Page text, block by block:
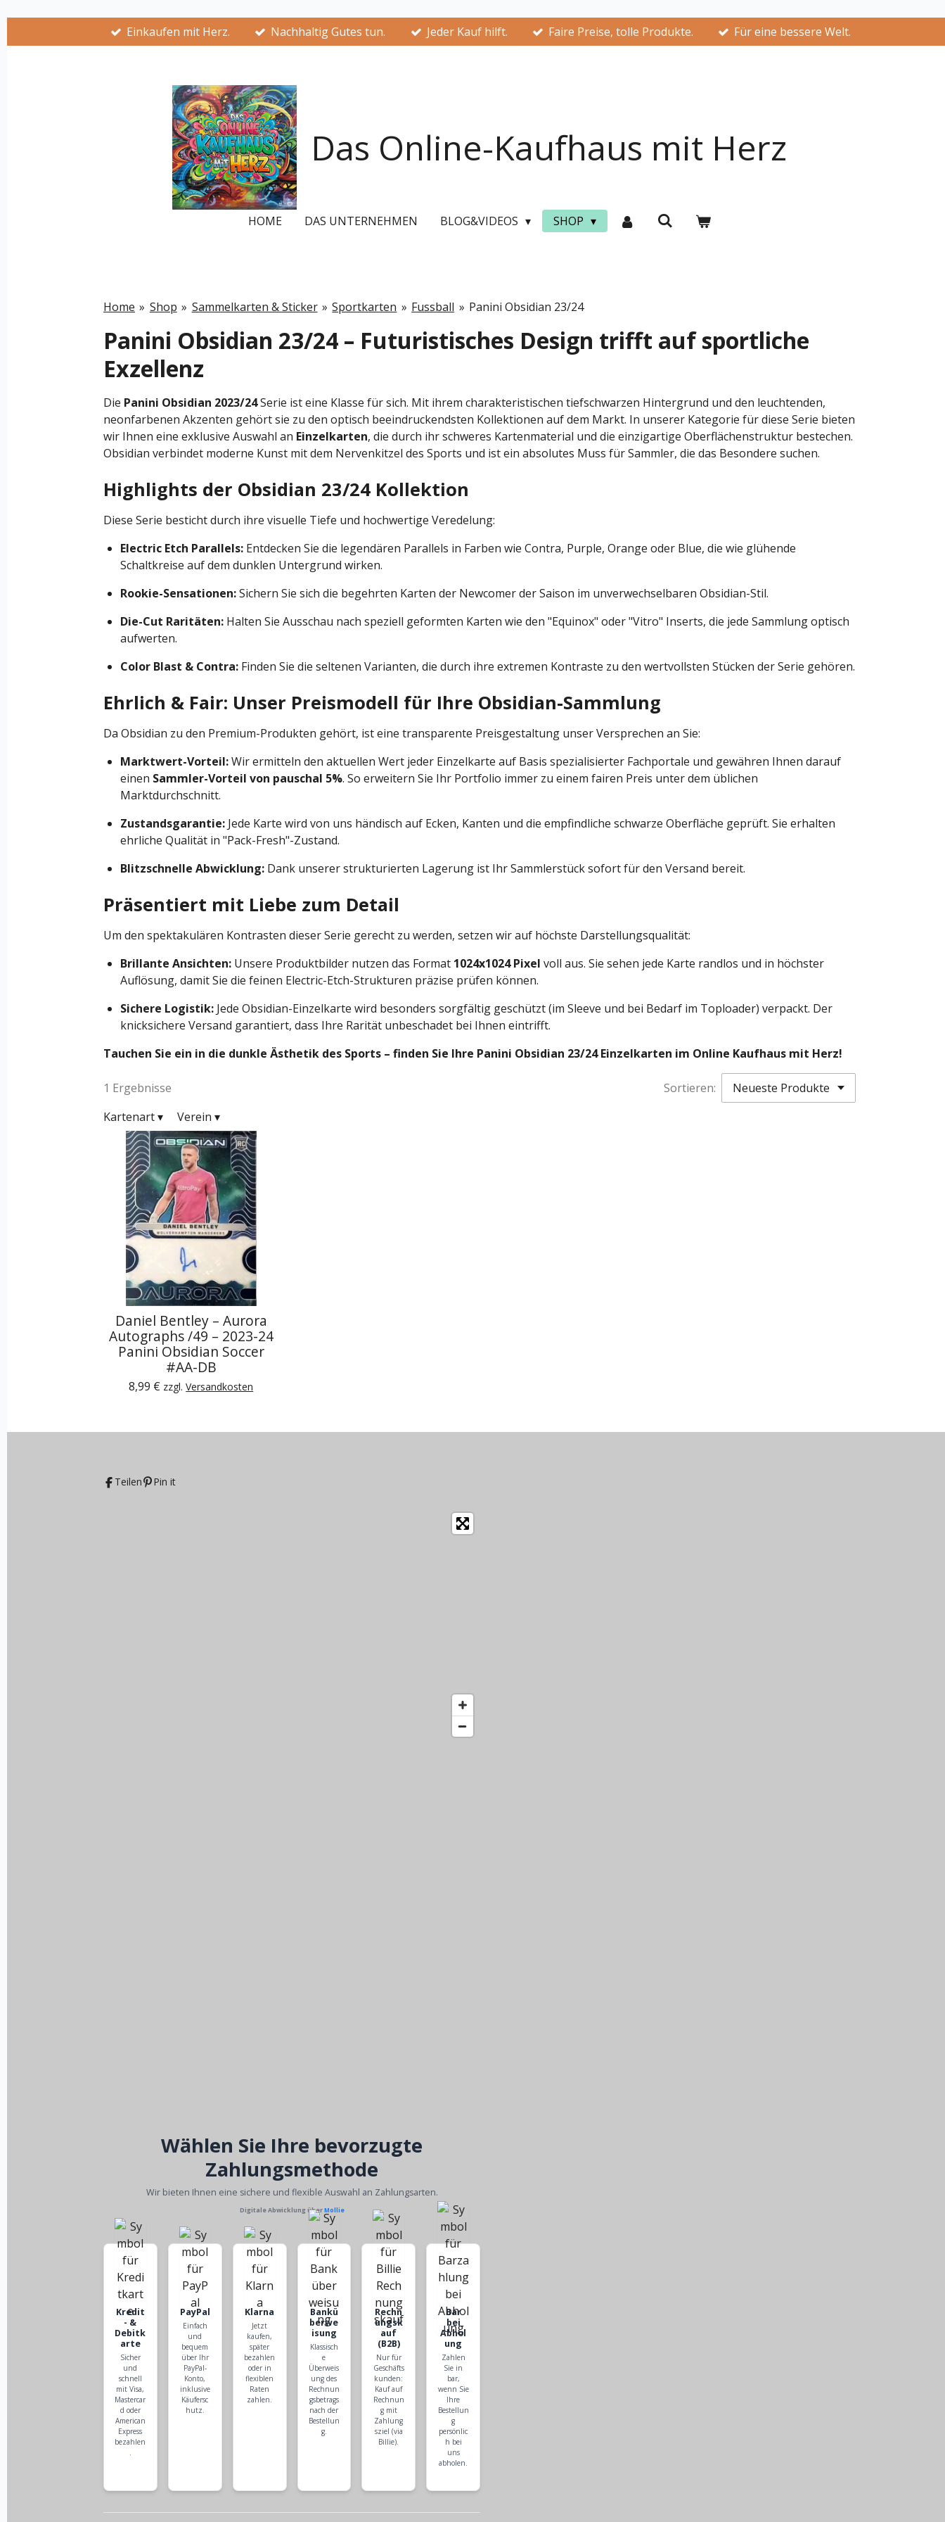
springen
Einkaufen mit Herz. Nachhaltig Gutes tun. Jeder Kauf hilft. Faire Preise, tolle Produkte. Für eine bessere Welt.
Das Online-Kaufhaus mit Herz
HOME DAS UNTERNEHMEN BLOG&VIDEOS SHOP
Home » Shop » Sammelkarten & Sticker » Sportkarten » Fussball » Panini Obsidian 23/24
Panini Obsidian 23/24 – Futuristisches Design trifft auf sportliche
Exzellenz
Die Panini Obsidian 2023/24Serie ist eine Klasse für sich. Mit ihrem charakteristischen tiefschwarzen Hintergrund und den leuchtenden,
neonfarbenen Akzenten gehört sie zu den optisch beeindruckendsten Kollektionen auf dem Markt. In unserer Kategorie für diese Serie bieten
wir Ihnen eine exklusive Auswahl an Einzelkarten, die durch ihr schweres Kartenmaterial und die einzigartige Oberflächenstruktur bestechen.
Obsidian verbindet moderne Kunst mit dem Nervenkitzel des Sports und ist ein absolutes Muss für Sammler, die das Besondere suchen.
Highlights der Obsidian 23/24 Kollektion
Diese Serie besticht durch ihre visuelle Tiefe und hochwertige Veredelung:
Electric Etch Parallels: Entdecken Sie die legendären Parallels in Farben wie Contra, Purple, Orange oder Blue, die wie glühende
Schaltkreise auf dem dunklen Untergrund wirken.
Rookie-Sensationen:Sichern Sie sich die begehrten Karten der Newcomer der Saison im unverwechselbaren Obsidian-Stil.
Die-Cut Raritäten: Halten Sie Ausschau nach speziell geformten Karten wie den "Equinox" oder "Vitro" Inserts, die jede Sammlung optisch
aufwerten.
Color Blast & Contra: Finden Sie die seltenen Varianten, die durch ihre extremen Kontraste zu den wertvollsten Stücken der Serie gehören.
Ehrlich & Fair: Unser Preismodell für Ihre Obsidian-Sammlung
Da Obsidian zu den Premium-Produkten gehört, ist eine transparente Preisgestaltung unser Versprechen an Sie:
Marktwert-Vorteil:Wir ermitteln den aktuellen Wert jeder Einzelkarte auf Basis spezialisierter Fachportale und gewähren Ihnen darauf
einen Sammler-Vorteil von pauschal 5%. So erweitern Sie Ihr Portfolio immer zu einem fairen Preis unter dem üblichen
Marktdurchschnitt.
Zustandsgarantie: Jede Karte wird von uns händisch auf Ecken, Kanten und die empfindliche schwarze Oberfläche geprüft. Sie erhalten
ehrliche Qualität in "Pack-Fresh"-Zustand.
Blitzschnelle Abwicklung: Dank unserer strukturierten Lagerung ist Ihr Sammlerstück sofort für den Versand bereit.
Präsentiert mit Liebe zum Detail
Um den spektakulären Kontrasten dieser Serie gerecht zu werden, setzen wir auf höchste Darstellungsqualität:
Brillante Ansichten: Unsere Produktbilder nutzen das Format 1024x1024 Pixel voll aus. Sie sehen jede Karte randlos und in höchster
Auflösung, damit Sie die feinen Electric-Etch-Strukturen präzise prüfen können.
Sichere Logistik: Jede Obsidian-Einzelkarte wird besonders sorgfältig geschützt (im Sleeve und bei Bedarf im Toploader) verpackt. Der
knicksichere Versand garantiert, dass Ihre Rarität unbeschadet bei Ihnen eintrifft.
Tauchen Sie ein in die dunkle Ästhetik des Sports – finden Sie Ihre Panini Obsidian 23/24 Einzelkarten im Online Kaufhaus mit Herz!
1 Ergebnisse
Sortieren:
Kartenart▾ Verein ▾
Daniel Bentley – Aurora
Autographs /49 – 2023-24
Panini Obsidian Soccer
#AA-DB
8,99 € zzgl.Versandkosten
Teilen Pin it
Wählen Sie Ihre bevorzugte
Zahlungsmethode
Wir bieten Ihnen eine sichere und flexible Auswahl an Zahlungsarten.
Digitale Abwicklung überMollie
Kredit
- &
Debitk
arte
Sicher
und
schnell
mit Visa,
Mastercar
d oder
American
Express
bezahlen
.
PayPal
Einfach
und
bequem
über Ihr
PayPal-
Konto,
inklusive
Käufersc
hutz.
Klarna
Jetzt
kaufen,
später
bezahlen
oder in
flexiblen
Raten
zahlen.
Bankü
berwe
isung
Klassisch
e
Überweis
ung des
Rechnun
gsbetrags
nach der
Bestellun
g.
Rechn
ungsk
auf
(B2B)
Nur für
Geschäfts
kunden:
Kauf auf
Rechnun
g mit
Zahlung
sziel (via
Billie).
Bar
bei
Abhol
ung
Zahlen
Sie in
bar,
wenn Sie
Ihre
Bestellun
g
persönlic
h bei
uns
abholen.